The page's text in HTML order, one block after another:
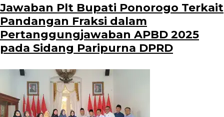
Jawaban Plt Bupati Ponorogo Terkait
Pandangan Fraksi dalam
Pertanggungjawaban APBD 2025
pada Sidang Paripurna DPRD